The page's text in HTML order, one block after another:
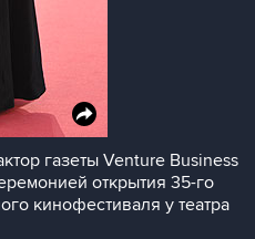
газеты Venture Business
открытия 35-го
кинофестиваля у театра